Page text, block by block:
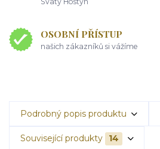
OSOBNÍ PŘÍSTUP
našich zákazníků si vážíme
Podrobný popis produktu
Související produkty 14